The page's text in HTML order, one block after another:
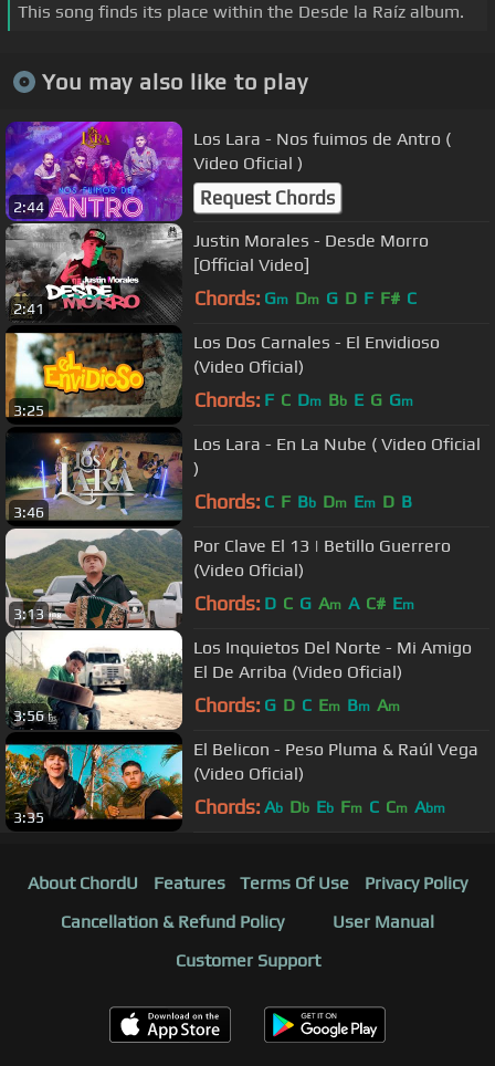
This song finds its place within the Desde la Raíz album.
You may also like to play
2:44
Los Lara - Nos fuimos de Antro (
Video Oficial )
Request Chords
2:41
Justin Morales - Desde Morro
[Official Video]
Chords: Gm Dm G D F F# C
3:25
Los Dos Carnales - El Envidioso
(Video Oficial)
Chords: F C Dm Bb E G Gm
3:46
Los Lara - En La Nube ( Video Oficial
)
Chords: C F Bb Dm Em D B
3:13
Por Clave El 13 | Betillo Guerrero
(Video Oficial)
Chords: D C G Am A C# Em
3:56
Los Inquietos Del Norte - Mi Amigo
El De Arriba (Video Oficial)
Chords: G D C Em Bm Am
3:35
El Belicon - Peso Pluma & Raúl Vega
(Video Oficial)
Chords: Ab Db Eb Fm C Cm Abm
About ChordU Features Terms Of Use
Privacy Policy
Cancellation & Refund Policy
User Manual
Customer Support